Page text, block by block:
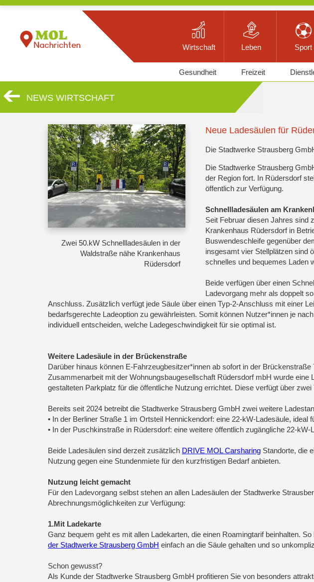
Wirtschaft Leben Sport
Gesundheit Freizeit
NEWS WIRTSCHAFT
Zwei 50.kW Schnellladesäulen in der
Waldstraße nähe Krankenhaus
Rüdersdorf
Neue Ladesäulen für
Die Stadtwerke Strausberg
Die Stadtwerke Strausberg
der Region fort. In Rüdersdorf
öffentlich zur Verfügung.
Schnellladesäulen am
Seit Februar diesen Jahres sind
Krankenhaus Rüdersdorf in
Buswendeschleife gegenüber
insgesamt vier Stellplätzen sind
schnelles und bequemes Laden
Beide verfügen über einen
Ladevorgang mehr als doppelt
Anschluss. Zusätzlich verfügt jede Säule über einen Typ-2-Anschluss mit einer
bedarfsgerechte Ladeoption zu gewährleisten. Somit können Nutzer*innen je
individuell entscheiden, welche Ladegeschwindigkeit für sie optimal ist.
Weitere Ladesäule in der Brückenstraße
Darüber hinaus können E-Fahrzeugbesitzer*innen ab sofort in der Brückenstraße
Zusammenarbeit mit der Wohnungsbaugesellschaft Rüdersdorf mbH wurde eine
gestalteten Parkplatz für die öffentliche Nutzung errichtet. Diese verfügt über
Bereits seit 2024 betreibt die Stadtwerke Strausberg GmbH zwei weitere
• In der Berliner Straße 1 im Ortsteil Hennickendorf: eine 22-kW-Ladesäule, ideal
• In der Puschkinstraße in Rüdersdorf: eine weitere öffentlich zugängliche 22-kW-
Beide Ladesäulen sind derzeit zusätzlich DRIVE MOL CarsharingStandorte, die
Nutzung gegen eine Stundenmiete für den kurzfristigen Bedarf anbieten.
Nutzung leicht gemacht
Für den Ladevorgang selbst stehen an allen Ladesäulen der Stadtwerke
Abrechnungsmöglichkeiten zur Verfügung:
1.Mit Ladekarte
Ganz bequem geht es mit allen Ladekarten, die einen Roamingtarif beinhalten.
der Stadtwerke Strausberg GmbH einfach an die Säule gehalten und so
Schon gewusst?
Als Kunde der Stadtwerke Strausberg GmbH profitieren Sie von besonders